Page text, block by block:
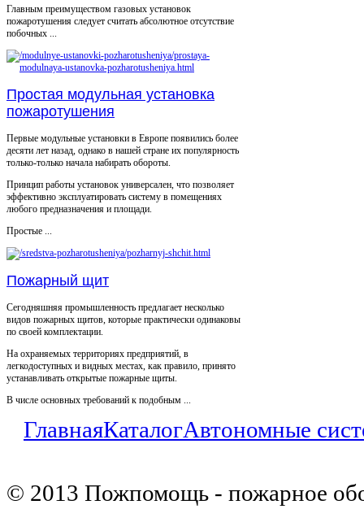
Главным преимуществом газовых установок
пожаротушения следует считать абсолютное отсутствие
побочных ...
Простая модульная установка
пожаротушения
Первые модульные установки в Европе появились более
десяти лет назад, однако в нашей стране их популярность
только-только начала набирать обороты.
Принцип работы установок универсален, что позволяет
эффективно эксплуатировать систему в помещениях
любого предназначения и площади.
Простые ...
Пожарный щит
Сегодняшняя промышленность предлагает несколько
видов пожарных щитов, которые практически одинаковы
по своей комплектации.
На охраняемых территориях предприятий, в
легкодоступных и видных местах, как правило, принято
устанавливать открытые пожарные щиты.
В числе основных требований к подобным ...
ГлавнаяКаталогАвтономные
© 2013 Пожпомощь - пожарное